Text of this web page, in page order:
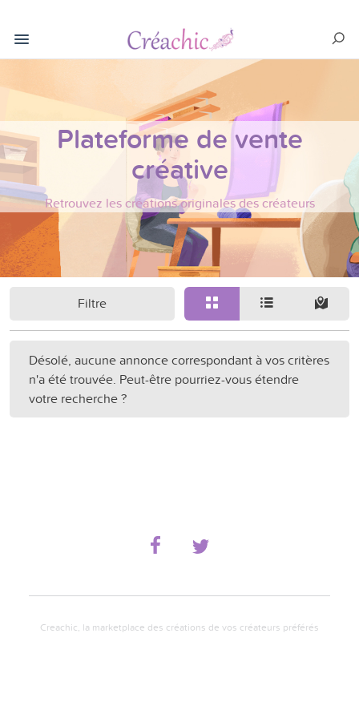
Plateforme de vente
créative
Retrouvez les créations originales des créateurs
Filtre
Désolé, aucune annonce correspondant à vos critères
n'a été trouvée. Peut-être pourriez-vous étendre
votre recherche ?
Creachic, la marketplace des créations de vos créateurs préférés